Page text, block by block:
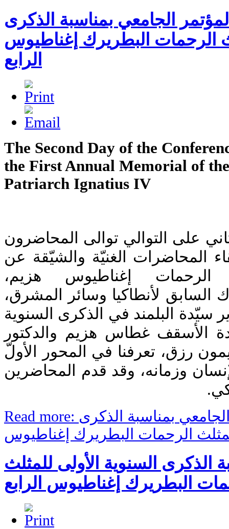
الجامعي بمناسبة الذكرى
الرحمات البطريرك إغناطيوس
الرابع
The Second Day of the
the First Annual Memorial of
Patriarch Ignatius IV
على التوالي توالى المحاضرون
المحاضرات الغنيّة والشيّقة عن
الرحمات إغناطيوس هزيم،
السابق لأنطاكيا وسائر المشرق،
سيّدة البلمند في الذكرى السنوية
الأسقف غطاس هزيم والدكتور
رزق، تعرفنا في المحور الأولّ
وزمانه، وقد قدم المحاضرين
Read more: اليوم الثاني من المؤتمر الجامعي بمناسبة الذكرى
الذكرى السنوية الأولى للمثلث
البطريرك إغناطيوس الرابع